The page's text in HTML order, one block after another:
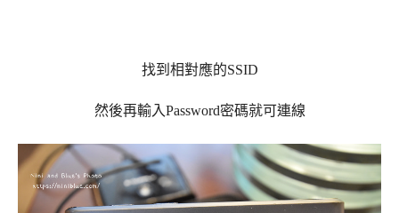
找到相對應的SSID
然後再輸入Password密碼就可連線